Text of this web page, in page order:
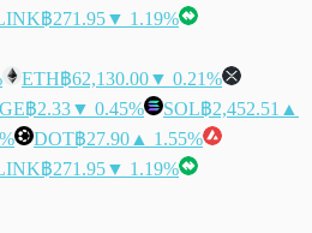
฿271.95▼ 1.19%
ETH฿62,130.00▼ 0.21%
฿2.33▼ 0.45% SOL฿2,452.51 ▲
DOT฿27.90 ▲ 1.55%
฿271.95▼ 1.19%